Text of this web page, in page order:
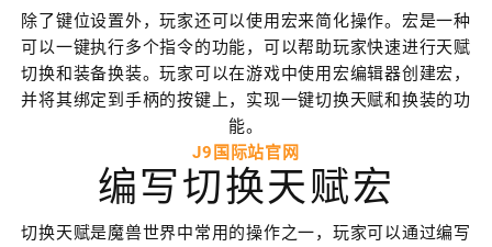
除了键位设置外，玩家还可以使用宏来简化操作。宏是一种
可以一键执行多个指令的功能，可以帮助玩家快速进行天赋
切换和装备换装。玩家可以在游戏中使用宏编辑器创建宏，
并将其绑定到手柄的按键上，实现一键切换天赋和换装的功
能。
J9国际站官网
编写切换天赋宏
切换天赋是魔兽世界中常用的操作之一，玩家可以通过编写